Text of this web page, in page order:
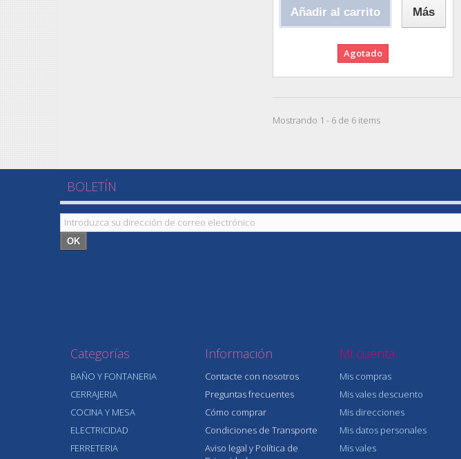
Añadir al carrito Más
Agotado
Mostrando 1 - 6 de 6 items
BOLETÍN
OK
Categorías
BAÑO Y FONTANERIA
CERRAJERIA
COCINA Y MESA
ELECTRICIDAD
FERRETERIA
Información
Contacte con nosotros
Preguntas frecuentes
Cómo comprar
Condiciones de Transporte
Aviso legal y Política de
Mi cuenta
Mis compras
Mis vales descuento
Mis direcciones
Mis datos personales
Mis vales